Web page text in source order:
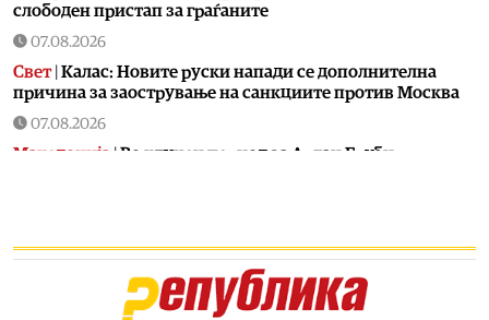
слободен пристап за граѓаните
07.08.2026
Свет| Калас: Новите руски напади се дополнителна
причина за заострување на санкциите против Москва
07.08.2026
Македонија |Во клучен период за Артан Груби,
ситуацијата во Сеута по новиот бран мигранти